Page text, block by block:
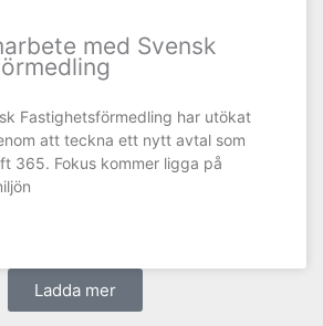
med Svensk
Fastighetsförmedling har utökat
att teckna ett nytt avtal som
365. Fokus kommer ligga på
Ladda mer